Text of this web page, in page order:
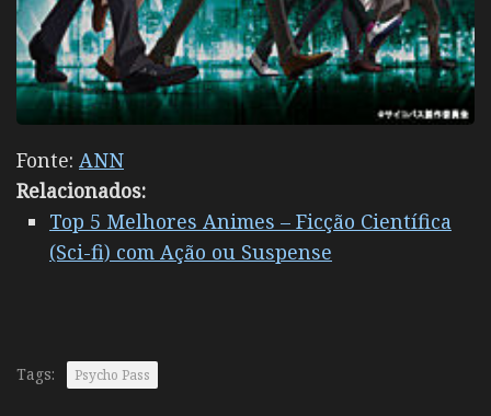
Fonte: ANN
Relacionados:
Top 5 Melhores Animes – Ficção Científica
(Sci-fi) com Ação ou Suspense
Tags: Psycho Pass